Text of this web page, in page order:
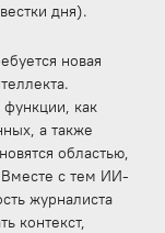
дня).
новая
функции, как
а также
областью,
Вместе с тем ИИ-
журналиста
контекст,